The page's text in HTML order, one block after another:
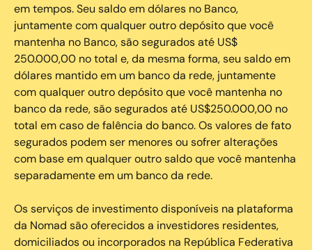
em tempos. Seu saldo em dólares no Banco,
juntamente com qualquer outro depósito que você
mantenha no Banco, são segurados até US$
250.000,00 no total e, da mesma forma, seu saldo em
dólares mantido em um banco da rede, juntamente
com qualquer outro depósito que você mantenha no
banco da rede, são segurados até US$250.000,00 no
total em caso de falência do banco. Os valores de fato
segurados podem ser menores ou sofrer alterações
com base em qualquer outro saldo que você mantenha
separadamente em um banco da rede.
Os serviços de investimento disponíveis na plataforma
da Nomad são oferecidos a investidores residentes,
domiciliados ou incorporados na República Federativa